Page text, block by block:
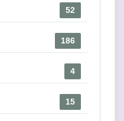
52
186
4
15